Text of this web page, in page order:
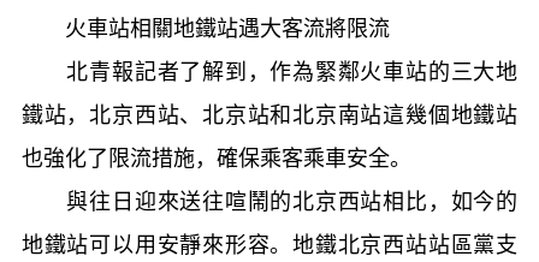
火車站相關地鐵站遇大客流將限流
北青報記者了解到，作為緊鄰火車站的三大地
鐵站，北京西站、北京站和北京南站這幾個地鐵站
也強化了限流措施，確保乘客乘車安全。
與往日迎來送往喧鬧的北京西站相比，如今的
地鐵站可以用安靜來形容。地鐵北京西站站區黨支